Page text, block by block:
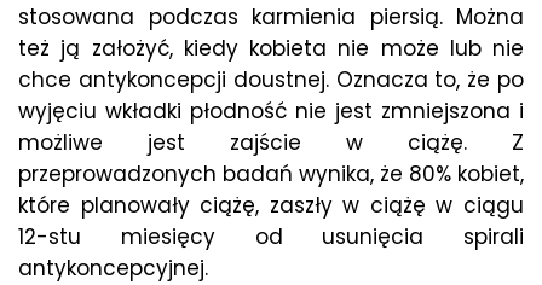
stosowana podczas karmienia piersią. Można
też ją założyć, kiedy kobieta nie może lub nie
chce antykoncepcji doustnej. Oznacza to, że po
wyjęciu wkładki płodność nie jest zmniejszona i
możliwe jest zajście w ciążę. Z
przeprowadzonych badań wynika, że 80% kobiet,
które planowały ciążę, zaszły w ciążę w ciągu
12-stu miesięcy od usunięcia spirali
antykoncepcyjnej.